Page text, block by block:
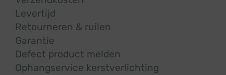
Levertijd
Retourneren & ruilen
Garantie
Defect product melden
Ophangservice kerstverlichting